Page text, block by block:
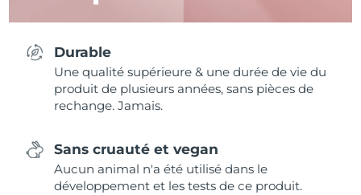
Durable
Une qualité supérieure & une durée de vie du
produit de plusieurs années, sans pièces de
rechange. Jamais.
Sans cruauté et vegan
Aucun animal n'a été utilisé dans le
développement et les tests de ce produit.